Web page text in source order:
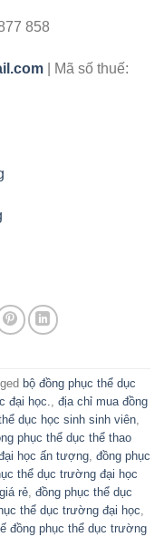
858
| Mã số thuế:
bộ đồng phục thể dục
đại học., địa chỉ mua đồng
dục học sinh sinh viên,
phục thể dục thể thao
học ấn tượng, đồng phục
thể dục trường đại học
rẻ, đồng phục thể dục
thể dục trường đại học,
đồng phục thể dục trường